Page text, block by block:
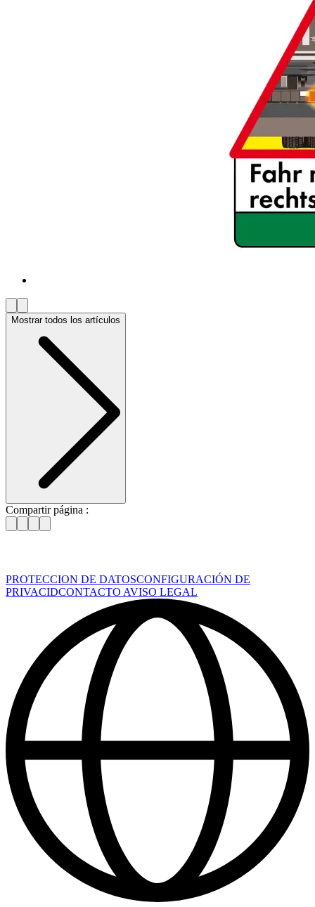
Mostrar todos los artículos
Compartir página :
PROTECCION DE DATOSCONFIGURACIÓN DE
PRIVACIDCONTACTO AVISO LEGAL